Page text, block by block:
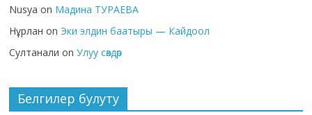
Nusya on Мадина ТУРАЕВА
Нұрлан on Эки элдин баатыры — Кайдоол
Султанали onУлуу сөздөр
Белгилер булуту